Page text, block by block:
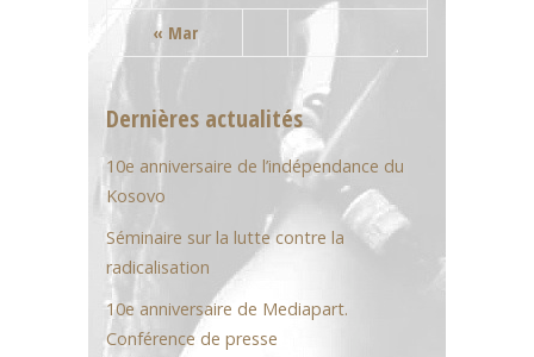
« Mar
Dernières actualités
10e anniversaire de l’indépendance du
Kosovo
Séminaire sur la lutte contre la
radicalisation
10e anniversaire de Mediapart.
Conférence de presse